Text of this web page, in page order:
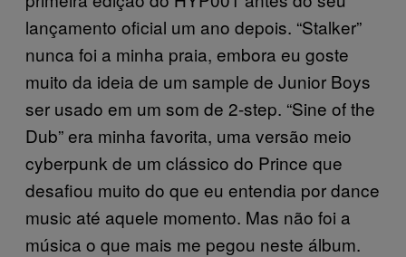
lançamento oficial um ano depois. “Stalker”
nunca foi a minha praia, embora eu goste
muito da ideia de um sample de Junior Boys
ser usado em um som de 2-step. “Sine of the
Dub” era minha favorita, uma versão meio
cyberpunk de um clássico do Prince que
desafiou muito do que eu entendia por dance
music até aquele momento. Mas não foi a
música o que mais me pegou neste álbum.